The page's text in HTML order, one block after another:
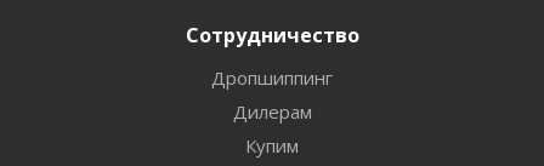
Сотрудничество
Дропшиппинг
Дилерам
Купим